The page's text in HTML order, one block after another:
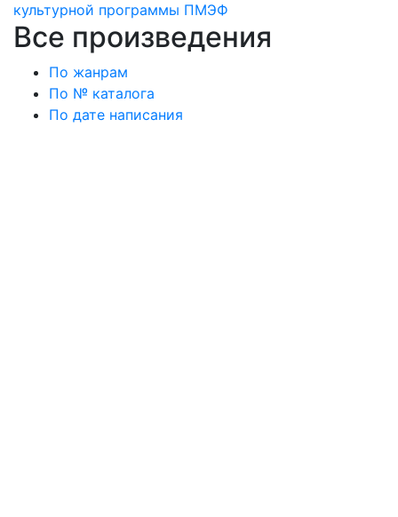
культурной программы ПМЭФ
Все произведения
По жанрам
По № каталога
По дате написания